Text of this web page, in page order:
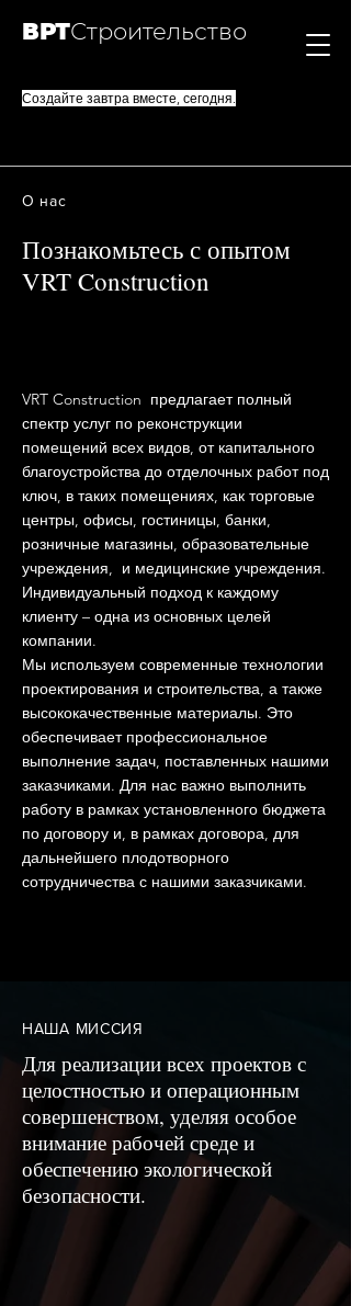
ВРТСтроительство
Создайте завтра вместе, сегодня.
О нас
Познакомьтесь с опытом
VRT Construction
VRT Construction предлагает полный
спектр услуг по реконструкции
помещений всех видов, от капитального
благоустройства до отделочных работ под
ключ, в таких помещениях, как торговые
центры, офисы, гостиницы, банки,
розничные магазины, образовательные
учреждения, и медицинские учреждения.
Индивидуальный подход к каждому
клиенту – одна из основных целей
компании.
Мы используем современные технологии
проектирования и строительства, а также
высококачественные материалы. Это
обеспечивает профессиональное
выполнение задач, поставленных нашими
заказчиками. Для нас важно выполнить
работу в рамках установленного бюджета
по договору и, в рамках договора, для
дальнейшего плодотворного
сотрудничества с нашими заказчиками.
НАША МИССИЯ
Для реализации всех проектов с
целостностью и операционным
совершенством, уделяя особое
внимание рабочей среде и
обеспечению экологической
безопасности.